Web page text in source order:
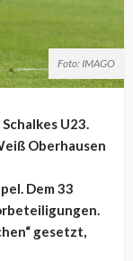
Foto: IMAGO
U23.
Oberhausen
Dem 33
gesetzt,